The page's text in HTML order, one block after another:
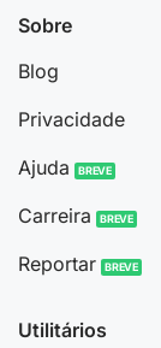
Sobre
Blog
Privacidade
Ajuda
Carreira
Reportar
Utilitários